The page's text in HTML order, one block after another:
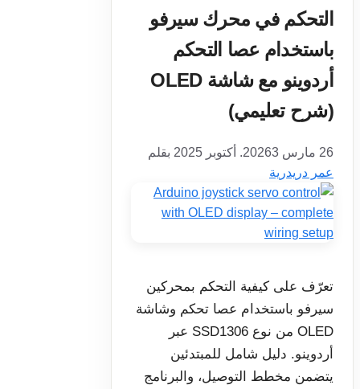
التحكم في محرك سيرفو
باستخدام عصا التحكم
أردوينو مع شاشة OLED
(شرح تعليمي)
26 مارس 2026 3. أكتوبر 2025
بقلم
عمر دريدرية
تعرّف على كيفية التحكم بمحركين
سيرفو باستخدام عصا تحكم وشاشة
OLED من نوع SSD1306 عبر
أردوينو. دليل شامل للمبتدئين
يتضمن مخطط التوصيل، والبرنامج